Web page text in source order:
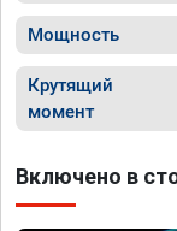
Мощность
Крутящий
момент
Включено в